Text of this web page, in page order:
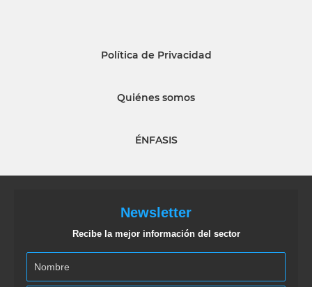
Política de Privacidad
Quiénes somos
ÉNFASIS
Newsletter
Recibe la mejor información del sector